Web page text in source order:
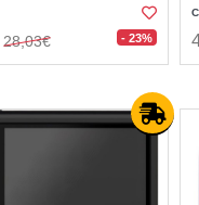
28,03€ - 23%